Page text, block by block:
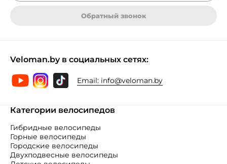
Обратный звонок
Veloman.by в социальных сетях:
Email: info@veloman.by
Категории велосипедов
Гибридные велосипеды
Горные велосипеды
Городские велосипеды
Двухподвесные велосипеды